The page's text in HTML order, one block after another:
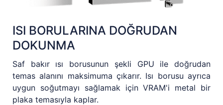
ISI BORULARINA DOĞRUDAN
DOKUNMA
Saf bakır ısı borusunun şekli GPU ile doğrudan
temas alanını maksimuma çıkarır. Isı borusu ayrıca
uygun soğutmayı sağlamak için VRAM'i metal bir
plaka temasıyla kaplar.